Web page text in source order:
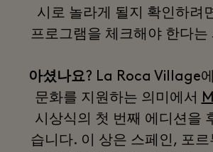
시로 놀라게 될지 확인하려
프로그램을 체크해야 한다는
아셨나요? La Roca Village
문화를 지원하는 의미에서
시상식의 첫 번째 에디션을
습니다. 이 상은 스페인, 포르